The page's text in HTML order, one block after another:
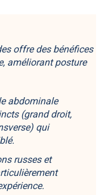
offre des bénéfices
améliorant posture
abdominale
(grand droit,
qui
.
russes et